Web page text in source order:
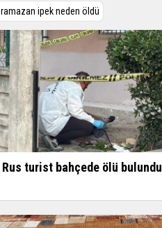
ramazan ipek neden öldü
Rus turist bahçede ölü bulundu